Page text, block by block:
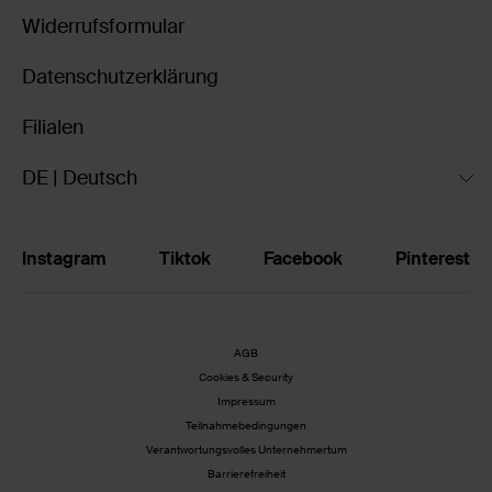
Widerrufsformular
Datenschutzerklärung
Filialen
DE | Deutsch
Instagram Tiktok Facebook Pinterest
AGB
Cookies & Security
Impressum
Teilnahmebedingungen
Verantwortungsvolles Unternehmertum
Barrierefreiheit